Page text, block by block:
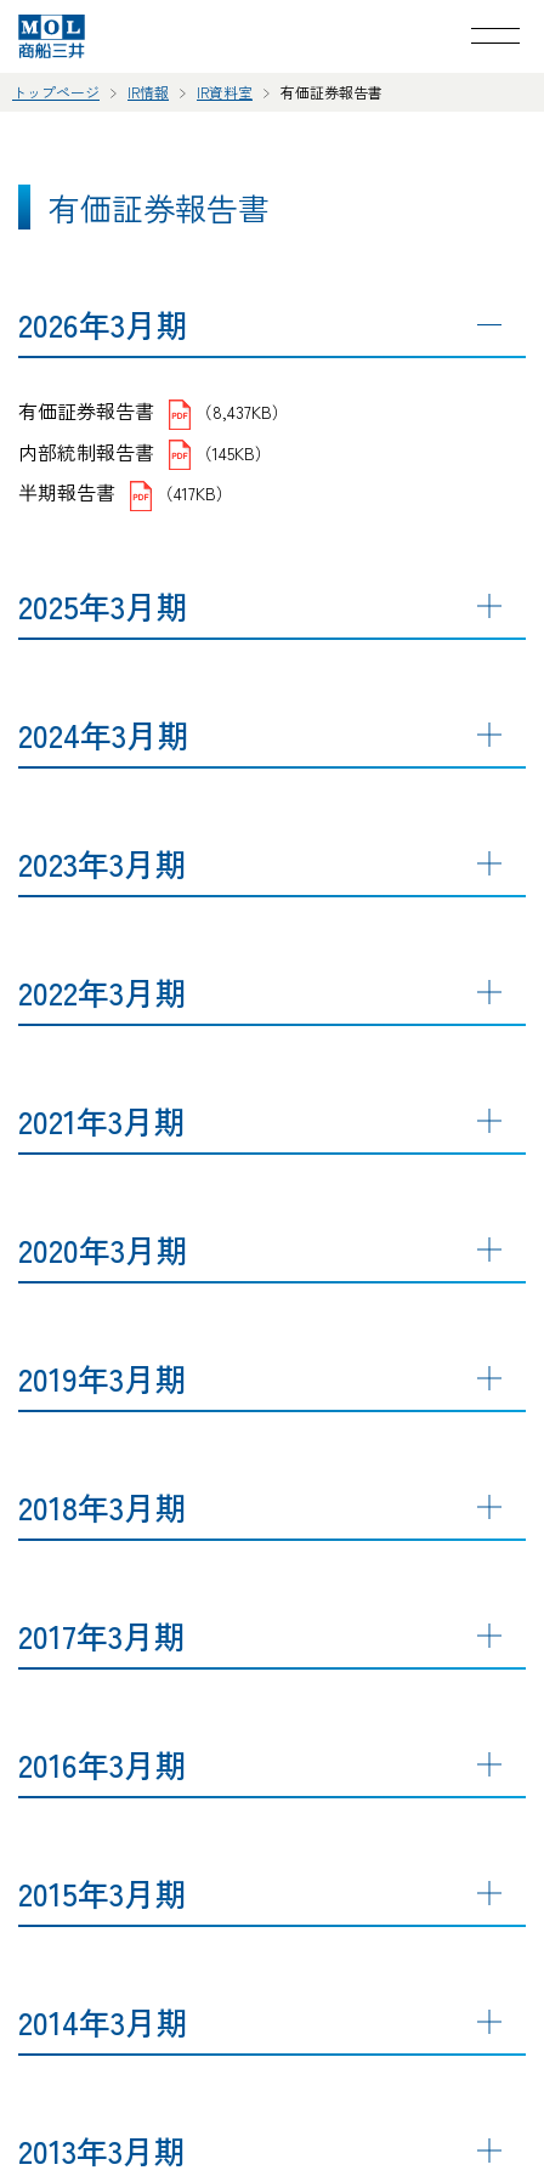
トップページ IR情報 IR資料室 有価証券報告書
有価証券報告書
2026年3月期
有価証券報告書 （8,437KB）
内部統制報告書 （145KB）
半期報告書 （417KB）
2025年3月期
2024年3月期
2023年3月期
2022年3月期
2021年3月期
2020年3月期
2019年3月期
2018年3月期
2017年3月期
2016年3月期
2015年3月期
2014年3月期
2013年3月期